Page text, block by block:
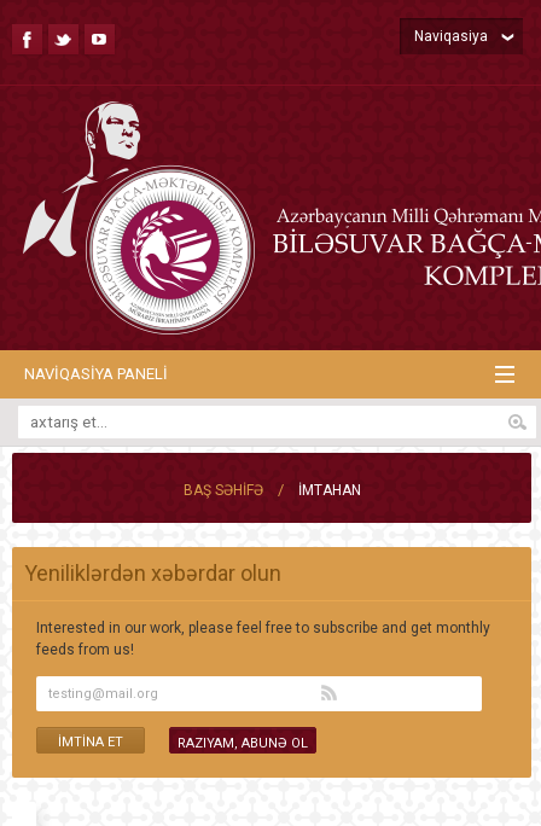
Naviqasiya
NAVIQASIYA PANELI
BAŞ SƏHIFƏ / İMTAHAN
Yeniliklərdən xəbərdar olun
Interested in our work, please feel free to subscribe and get monthly
feeds from us!